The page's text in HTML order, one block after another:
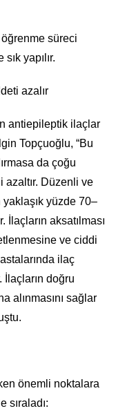
süreci
yapılır.
azalır
antiepileptik ilaçlar
Topçuoğlu, “Bu
da çoğu
azaltır. Düzenli ve
yaklaşık yüzde 70–
İlaçların aksatılması
ve ciddi
ilaç
İlaçların doğru
alınmasını sağlar
önemli noktalara
sıraladı: